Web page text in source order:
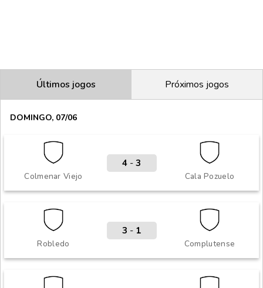
Últimos jogos Próximos jogos
DOMINGO, 07/06
Colmenar Viejo Cala Pozuelo
4 - 3
Robledo Complutense
3 - 1